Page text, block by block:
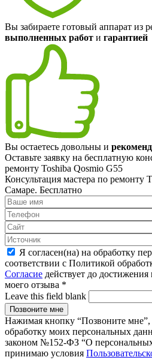
Вы забираете готовый аппарат из
выполненных работ и гарантией
Вы остаетесь довольны и
Оставьте заявку на бесплатную
ремонту Toshiba Qosmio G55
Консультация мастера по ремонту
Самаре. Бесплатно
Я согласен(на) на обработку
соответствии с Политикой
Согласие действует до
моего отзыва *
Leave this field blank
Нажимая кнопку “Позвоните мне”,
обработку моих персональных
законом №152-ФЗ “О
принимаю условия